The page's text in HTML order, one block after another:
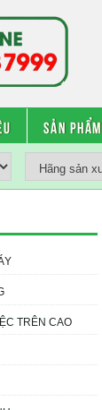
Sản phẩm
TRÊN CAO